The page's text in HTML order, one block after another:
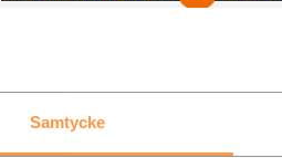
Samtycke